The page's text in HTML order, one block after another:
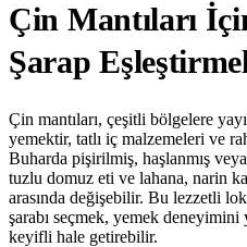
Çin Mantıları
Şarap
Çin mantıları, çeşitli bölgelere
yemektir, tatlı iç malzemeleri ve
Buharda pişirilmiş, haşlanmış
tuzlu domuz eti ve lahana, narin
arasında değişebilir. Bu lezzetli
şarabı seçmek, yemek
keyifli hale getirebilir.